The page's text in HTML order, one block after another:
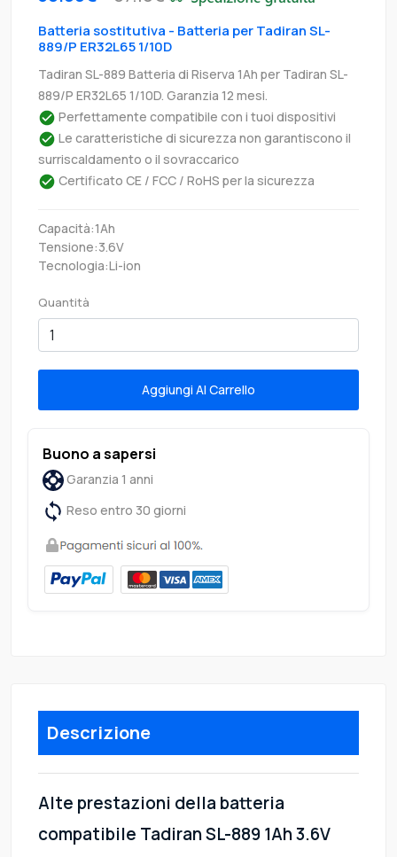
Batteria sostitutiva - Batteria per Tadiran SL-
889/P ER32L65 1/10D
Tadiran SL-889 Batteria di Riserva 1Ah per Tadiran SL-
889/P ER32L65 1/10D. Garanzia 12 mesi.
Perfettamente compatibile con i tuoi dispositivi
Le caratteristiche di sicurezza non garantiscono il
surriscaldamento o il sovraccarico
Certificato CE / FCC / RoHS per la sicurezza
Capacità:1Ah
Tensione:3.6V
Tecnologia:Li-ion
Quantità
Aggiungi Al Carrello
Buono a sapersi
Garanzia 1 anni
Reso entro 30 giorni
Descrizione
Alte prestazioni della batteria
compatibile Tadiran SL-889 1Ah 3.6V